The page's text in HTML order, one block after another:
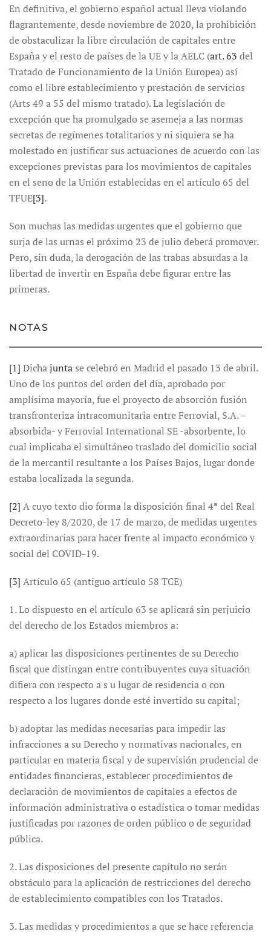
En definitiva, el gobierno español actual lleva violando
flagrantemente, desde noviembre de 2020, la prohibición
de obstaculizar la libre circulación de capitales entre
España y el resto de países de la UE y la AELC (art. 63 del
Tratado de Funcionamiento de la Unión Europea) así
como el libre establecimiento y prestación de servicios
(Arts 49 a 55 del mismo tratado). La legislación de
excepción que ha promulgado se asemeja a las normas
secretas de regímenes totalitarios y ni siquiera se ha
molestado en justificar sus actuaciones de acuerdo con las
excepciones previstas para los movimientos de capitales
en el seno de la Unión establecidas en el artículo 65 del
TFUE[3].
Son muchas las medidas urgentes que el gobierno que
surja de las urnas el próximo 23 de julio deberá promover.
Pero, sin duda, la derogación de las trabas absurdas a la
libertad de invertir en España debe figurar entre las
primeras.
NOTAS
[1] Dichajunta se celebró en Madrid el pasado 13 de abril.
Uno de los puntos del orden del día, aprobado por
amplísima mayoría, fue el proyecto de absorción fusión
transfronteriza intracomunitaria entre Ferrovial, S.A. –
absorbida- y Ferrovial International SE -absorbente, lo
cual implicaba el simultáneo traslado del domicilio social
de la mercantil resultante a los Países Bajos, lugar donde
estaba localizada la segunda.
[2] A cuyo texto dio forma la disposición final 4ª del Real
Decreto-ley 8/2020, de 17 de marzo, de medidas urgentes
extraordinarias para hacer frente al impacto económico y
social del COVID-19.
[3] Artículo 65 (antiguo artículo 58 TCE)
1. Lo dispuesto en el artículo 63 se aplicará sin perjuicio
del derecho de los Estados miembros a:
a) aplicar las disposiciones pertinentes de su Derecho
fiscal que distingan entre contribuyentes cuya situación
difiera con respecto a s u lugar de residencia o con
respecto a los lugares donde esté invertido su capital;
b) adoptar las medidas necesarias para impedir las
infracciones a su Derecho y normativas nacionales, en
particular en materia fiscal y de supervisión prudencial de
entidades financieras, establecer procedimientos de
declaración de movimientos de capitales a efectos de
información administrativa o estadística o tomar medidas
justificadas por razones de orden público o de seguridad
pública.
2. Las disposiciones del presente capítulo no serán
obstáculo para la aplicación de restricciones del derecho
de establecimiento compatibles con los Tratados.
3. Las medidas y procedimientos a que se hace referencia